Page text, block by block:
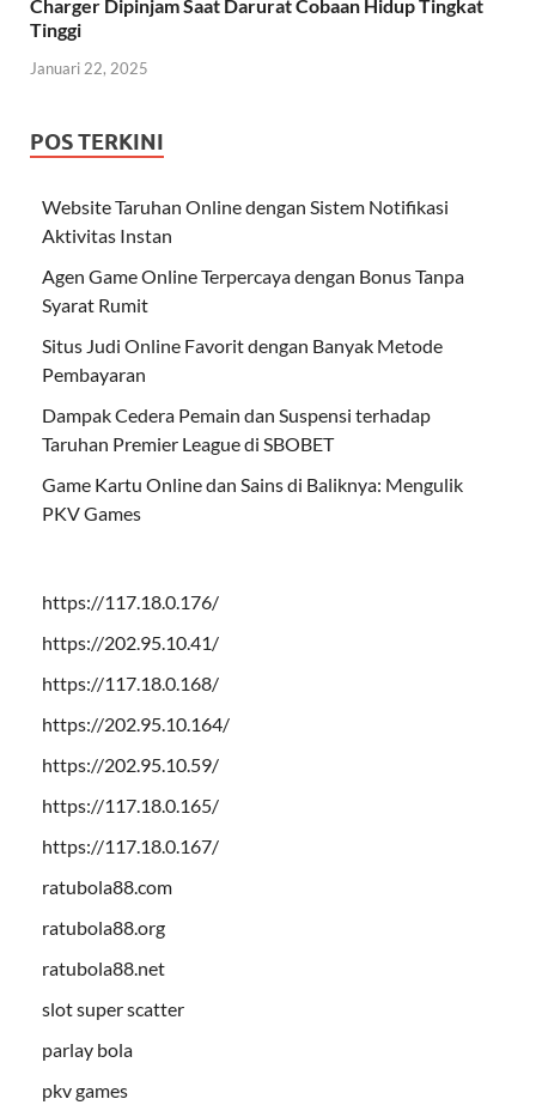
Charger Dipinjam Saat Darurat Cobaan Hidup Tingkat
Tinggi
Januari 22, 2025
POS TERKINI
Website Taruhan Online dengan Sistem Notifikasi
Aktivitas Instan
Agen Game Online Terpercaya dengan Bonus Tanpa
Syarat Rumit
Situs Judi Online Favorit dengan Banyak Metode
Pembayaran
Dampak Cedera Pemain dan Suspensi terhadap
Taruhan Premier League di SBOBET
Game Kartu Online dan Sains di Baliknya: Mengulik
PKV Games
https://117.18.0.176/
https://202.95.10.41/
https://117.18.0.168/
https://202.95.10.164/
https://202.95.10.59/
https://117.18.0.165/
https://117.18.0.167/
ratubola88.com
ratubola88.org
ratubola88.net
slot super scatter
parlay bola
pkv games